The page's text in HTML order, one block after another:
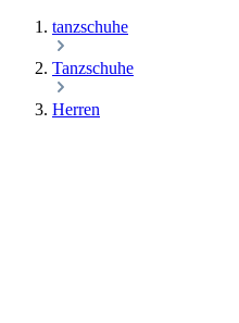
tanzschuhe
Tanzschuhe
Herren